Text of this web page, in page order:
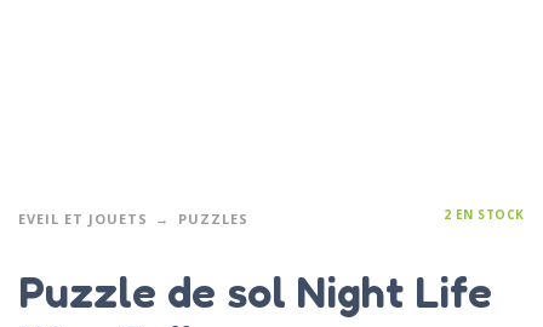
EVEIL ET JOUETS PUZZLES 2 EN STOCK
Puzzle de sol Night Life